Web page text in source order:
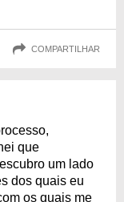
COMPARTILHAR
que
um lado
dos quais eu
os quais me